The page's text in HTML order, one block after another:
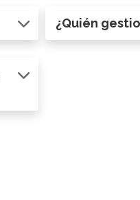
¿Quién